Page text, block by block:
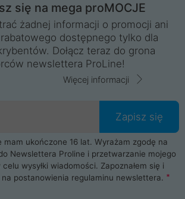
się na mega proMOCJE
żadnej informacji o promocji ani
dostępnego tylko dla
Dołącz teraz do grona
newslettera ProLine!
Więcej informacji
Zapisz się
mam ukończone 16 lat. Wyrażam zgodę na
Newslettera Proline i przetwarzanie mojego
wysyłki wiadomości. Zapoznałem się i
postanowienia regulaminu newslettera.